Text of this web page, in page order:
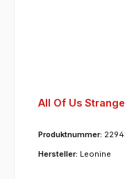
All Of Us
Produktnummer:
Hersteller: Leonine